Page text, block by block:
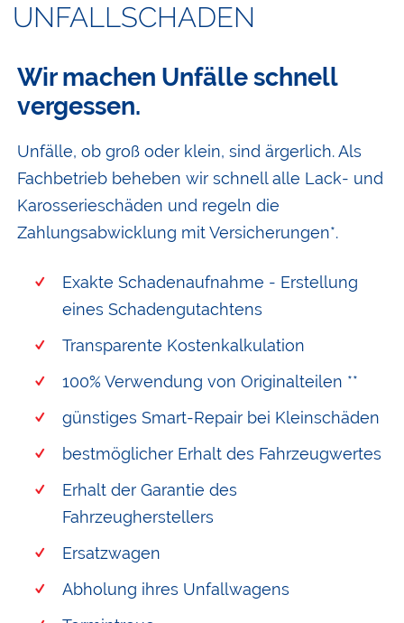
UNFALLSCHADEN
Wir machen Unfälle schnell
vergessen.
Unfälle, ob groß oder klein, sind ärgerlich. Als
Fachbetrieb beheben wir schnell alle Lack- und
Karosserieschäden und regeln die
Zahlungsabwicklung mit Versicherungen*.
Exakte Schadenaufnahme - Erstellung
eines Schadengutachtens
Transparente Kostenkalkulation
100% Verwendung von Originalteilen **
günstiges Smart-Repair bei Kleinschäden
bestmöglicher Erhalt des Fahrzeugwertes
Erhalt der Garantie des
Fahrzeugherstellers
Ersatzwagen
Abholung ihres Unfallwagens